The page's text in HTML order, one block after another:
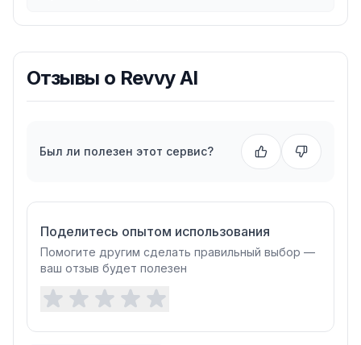
Отзывы о Revvy AI
Был ли полезен этот сервис?
Поделитесь опытом использования
Помогите другим сделать правильный выбор —
ваш отзыв будет полезен